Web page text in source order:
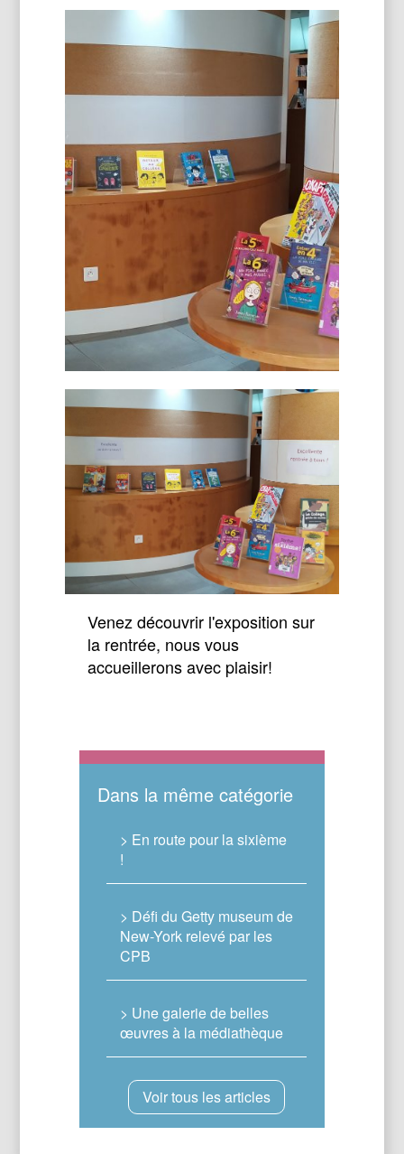
Venez découvrir l'exposition sur
la rentrée, nous vous
accueillerons avec plaisir!
Dans la même catégorie
> En route pour la sixième
!
> Défi du Getty museum de
New-York relevé par les
CPB
> Une galerie de belles
œuvres à la médiathèque
Voir tous les articles